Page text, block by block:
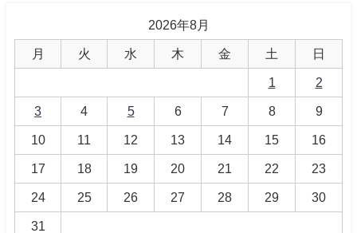
2026年8月
月 火 水 木 金 土 日
1 2
3 4 5 6 7 8 9
10 11 12 13 14 15 16
17 18 19 20 21 22 23
24 25 26 27 28 29 30
31